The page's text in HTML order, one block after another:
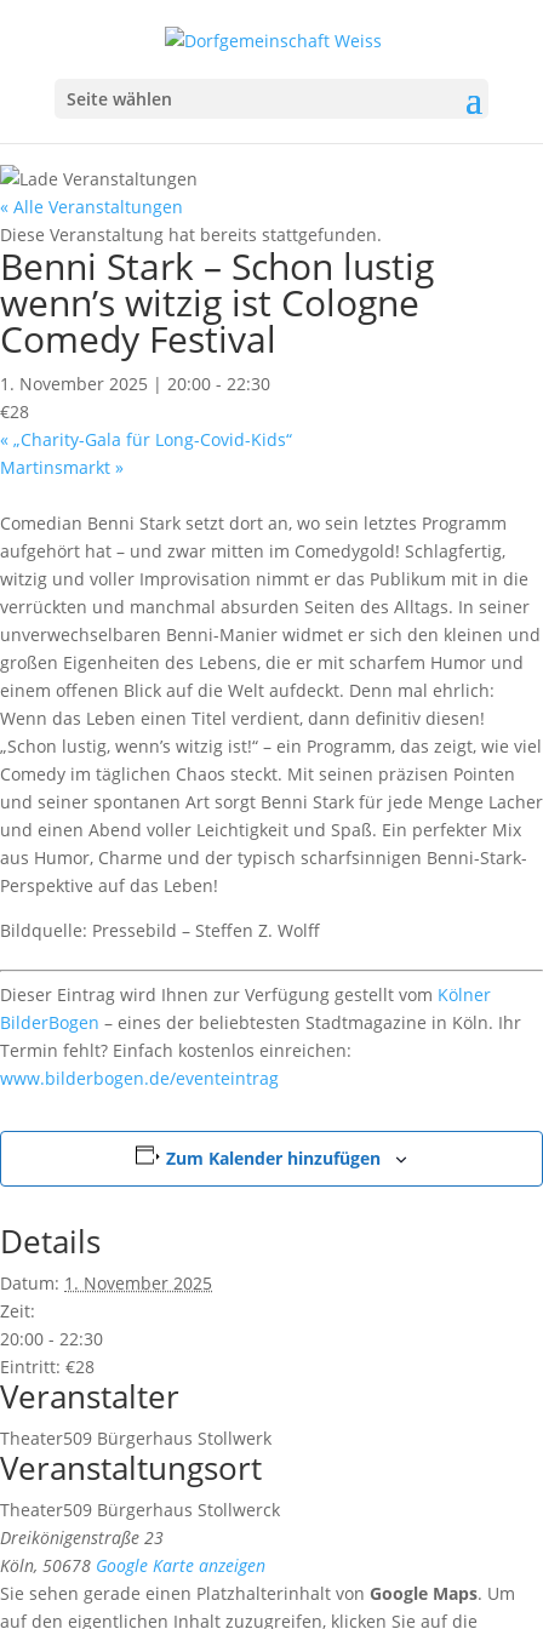
Seite wählen
« Alle Veranstaltungen
Diese Veranstaltung hat bereits stattgefunden.
Benni Stark – Schon lustig
wenn’s witzig ist Cologne
Comedy Festival
1. November 2025 | 20:00 - 22:30
€28
« „Charity-Gala für Long-Covid-Kids“
Martinsmarkt »
Comedian Benni Stark setzt dort an, wo sein letztes Programm
aufgehört hat – und zwar mitten im Comedygold! Schlagfertig,
witzig und voller Improvisation nimmt er das Publikum mit in die
verrückten und manchmal absurden Seiten des Alltags. In seiner
unverwechselbaren Benni-Manier widmet er sich den kleinen und
großen Eigenheiten des Lebens, die er mit scharfem Humor und
einem offenen Blick auf die Welt aufdeckt. Denn mal ehrlich:
Wenn das Leben einen Titel verdient, dann definitiv diesen!
„Schon lustig, wenn’s witzig ist!“ – ein Programm, das zeigt, wie viel
Comedy im täglichen Chaos steckt. Mit seinen präzisen Pointen
und seiner spontanen Art sorgt Benni Stark für jede Menge Lacher
und einen Abend voller Leichtigkeit und Spaß. Ein perfekter Mix
aus Humor, Charme und der typisch scharfsinnigen Benni-Stark-
Perspektive auf das Leben!
Bildquelle: Pressebild – Steffen Z. Wolff
Dieser Eintrag wird Ihnen zur Verfügung gestellt vom Kölner
BilderBogen – eines der beliebtesten Stadtmagazine in Köln. Ihr
Termin fehlt? Einfach kostenlos einreichen:
www.bilderbogen.de/eventeintrag
Zum Kalender hinzufügen
Details
Datum: 1. November 2025
Zeit:
20:00 - 22:30
Eintritt: €28
Veranstalter
Theater509 Bürgerhaus Stollwerk
Veranstaltungsort
Theater509 Bürgerhaus Stollwerck
Dreikönigenstraße 23
Köln, 50678 Google Karte anzeigen
Sie sehen gerade einen Platzhalterinhalt von Google Maps. Um
auf den eigentlichen Inhalt zuzugreifen, klicken Sie auf die